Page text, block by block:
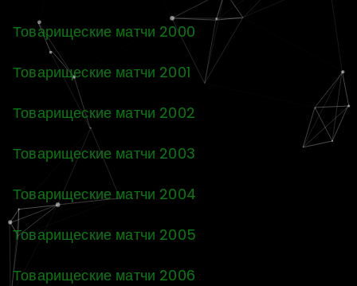
Товарищеские матчи 2000
Товарищеские матчи 2001
Товарищеские матчи 2002
Товарищеские матчи 2003
Товарищеские матчи 2004
Товарищеские матчи 2005
Товарищеские матчи 2006